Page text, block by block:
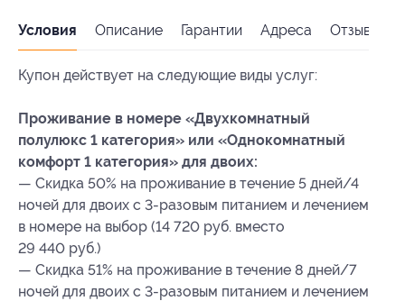
Условия Описание Гарантии Адреса Отзывы
Купон действует на следующие виды услуг:
Проживание в номере «Двухкомнатный
полулюкс 1 категория» или «Однокомнатный
комфорт 1 категория» для двоих:
— Скидка 50% на проживание в течение 5 дней/4
ночей для двоих с 3-разовым питанием и лечением
в номере на выбор (14 720 руб. вместо
29 440 руб.)
— Скидка 51% на проживание в течение 8 дней/7
ночей для двоих с 3-разовым питанием и лечением